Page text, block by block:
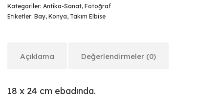
Kategoriler: Antika-Sanat, Fotoğraf
Etiketler: Bay, Konya, Takım Elbise
Açıklama Değerlendirmeler (0)
18 x 24 cm ebadında.